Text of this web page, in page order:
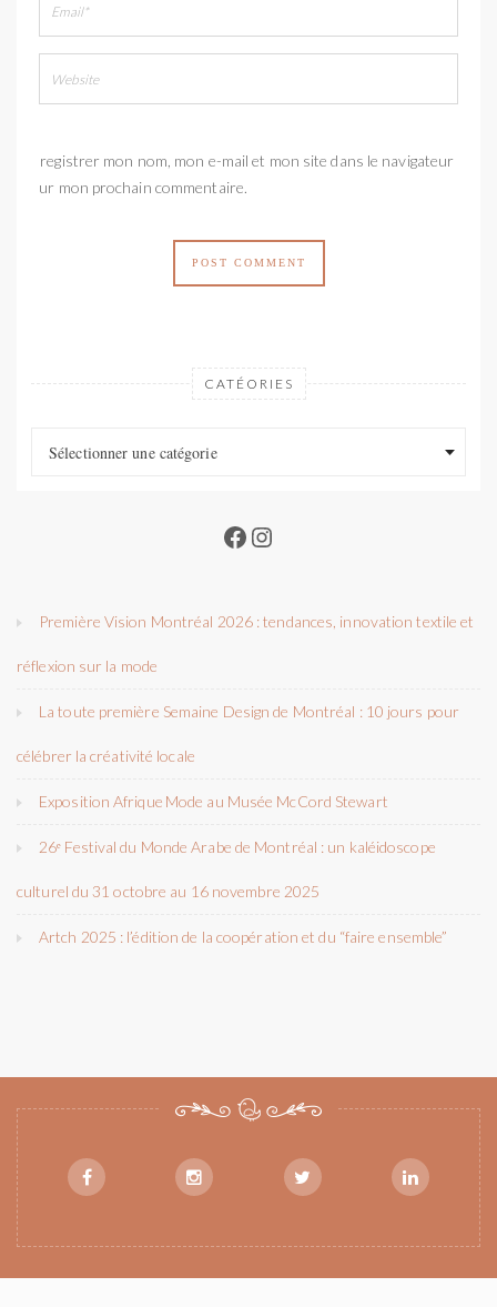
Enregistrer mon nom, mon e-mail et mon site dans le navigateur
pour mon prochain commentaire.
CATÉORIES
Sélectionner une catégorie
Facebook
Instagram
Première Vision Montréal 2026 : tendances, innovation textile et
réflexion sur la mode
La toute première Semaine Design de Montréal : 10 jours pour
célébrer la créativité locale
Exposition Afrique Mode au Musée McCord Stewart
26ᵉ Festival du Monde Arabe de Montréal : un kaléidoscope
culturel du 31 octobre au 16 novembre 2025
Artch 2025 : l’édition de la coopération et du “faire ensemble”